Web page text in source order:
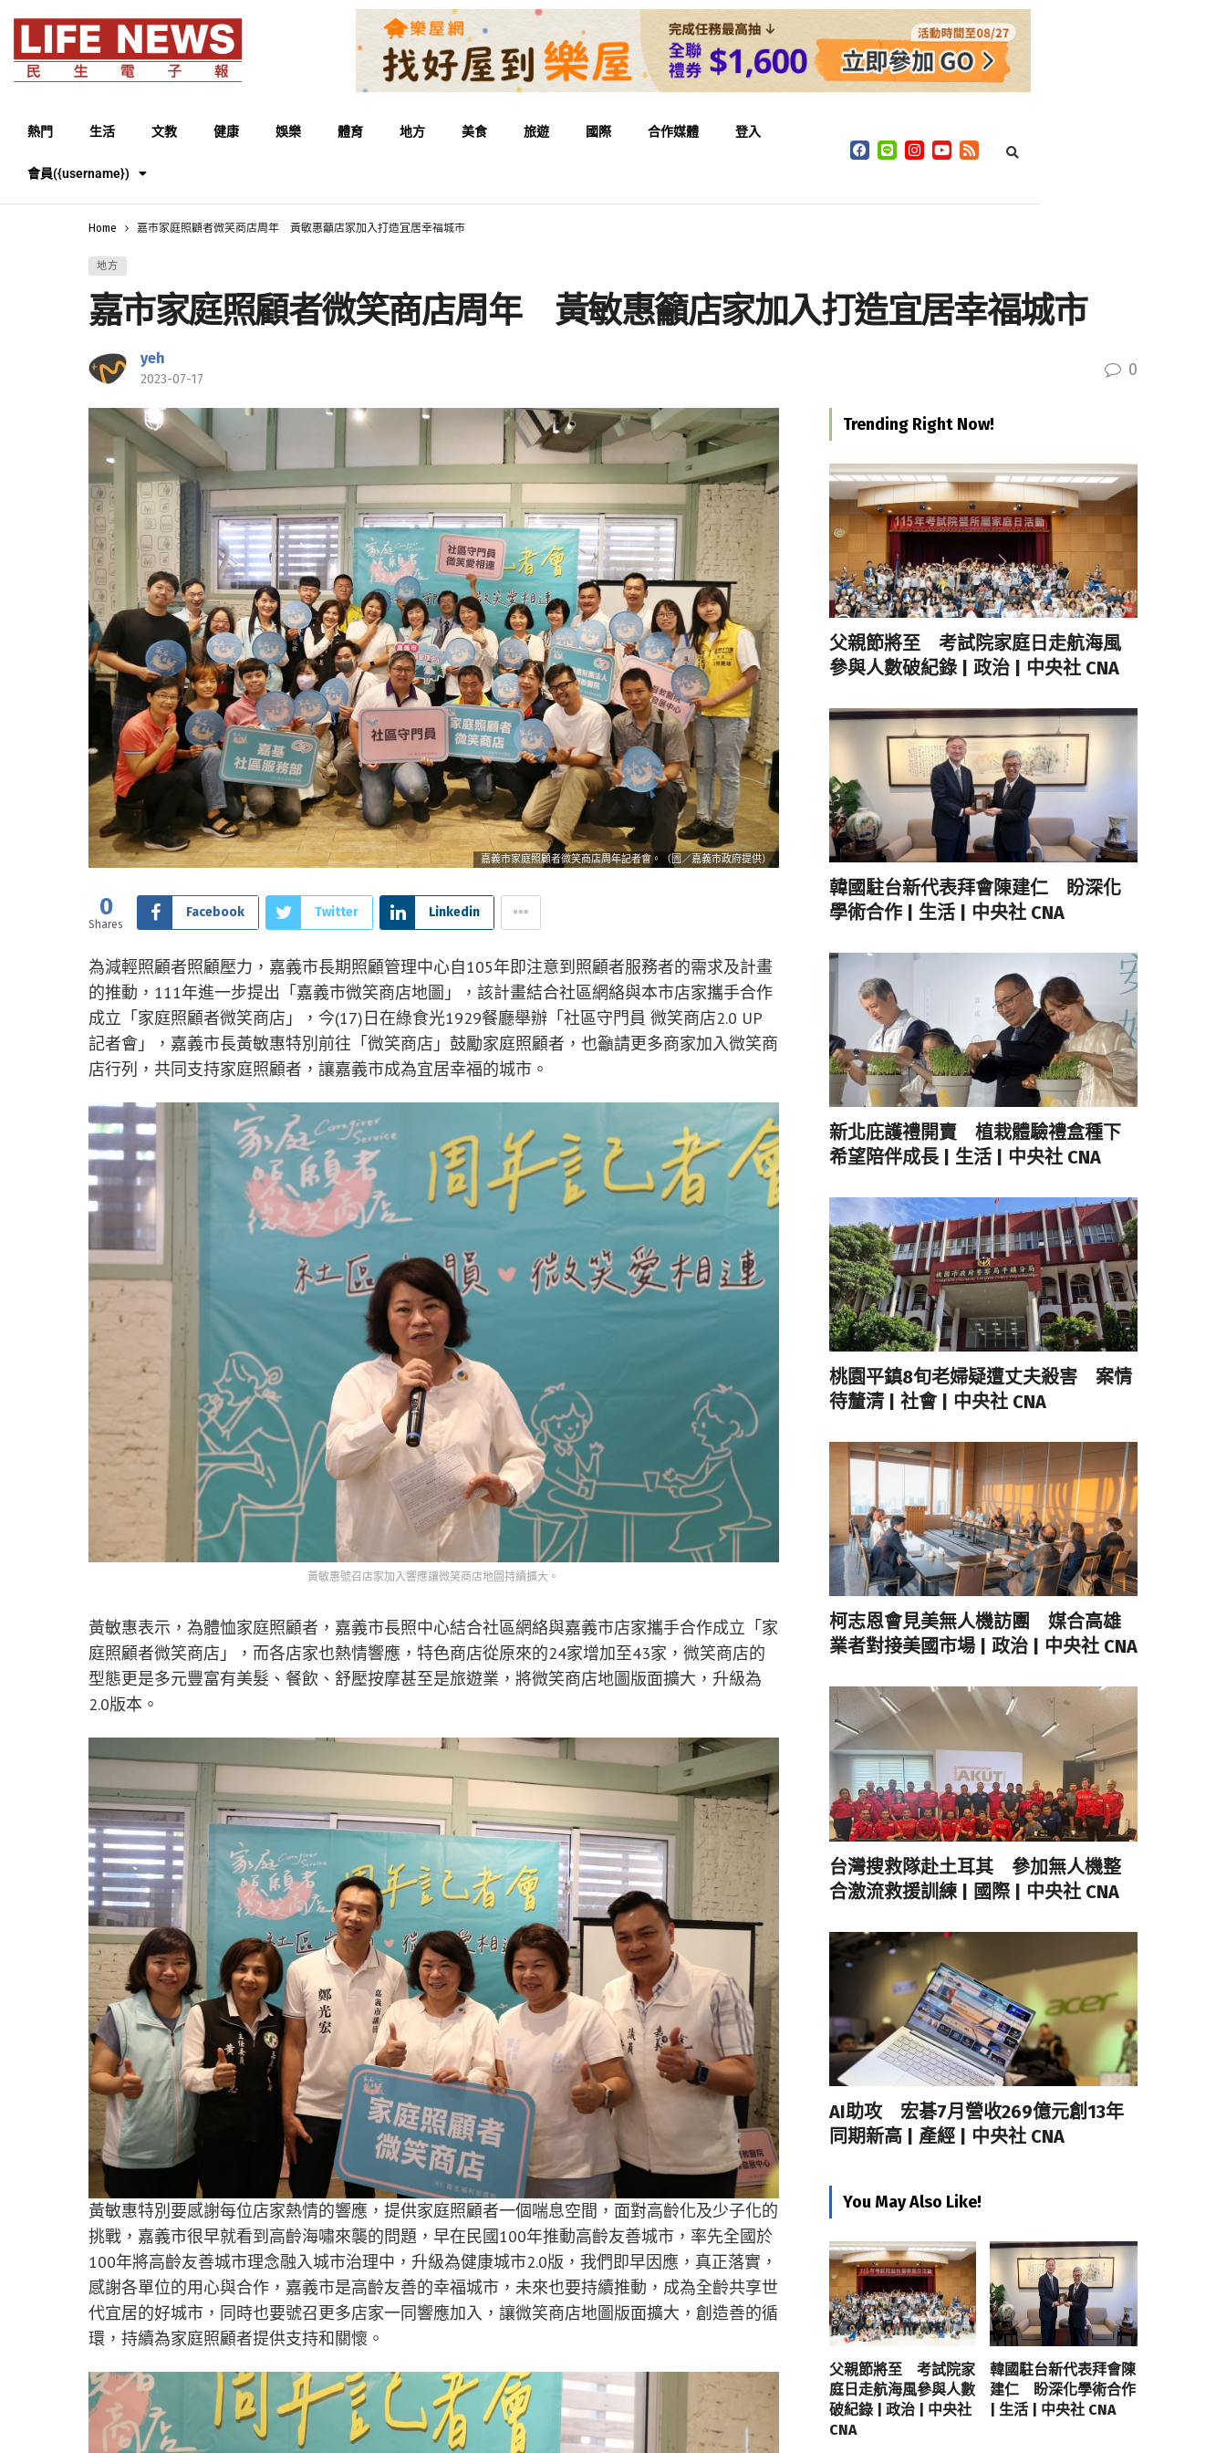
熱門 生活 文教 健康 娛樂 體育 地方 美食 旅遊 國際 合作媒體 登入
會員({username})
Home 嘉市家庭照顧者微笑商店周年 黃敏惠籲店家加入打造宜居幸福城市
地方
嘉市家庭照顧者微笑商店周年 黃敏惠籲店家加入打造宜居幸福城市
yeh
2023-07-17 0
嘉義市家庭照顧者微笑商店周年記者會。（圖／嘉義市政府提供）
0
Shares
Facebook Twitter Linkedin
為減輕照顧者照顧壓力，嘉義市長期照顧管理中心自105年即注意到照顧者服務者的需求及計畫
的推動，111年進一步提出「嘉義市微笑商店地圖」，該計畫結合社區網絡與本市店家攜手合作
成立「家庭照顧者微笑商店」，今(17)日在綠食光1929餐廳舉辦「社區守門員 微笑商店2.0 UP
記者會」，嘉義市長黃敏惠特別前往「微笑商店」鼓勵家庭照顧者，也籲請更多商家加入微笑商
店行列，共同支持家庭照顧者，讓嘉義市成為宜居幸福的城市。
黃敏惠號召店家加入響應讓微笑商店地圖持續擴大。
黃敏惠表示，為體恤家庭照顧者，嘉義市長照中心結合社區網絡與嘉義市店家攜手合作成立「家
庭照顧者微笑商店」，而各店家也熱情響應，特色商店從原來的24家增加至43家，微笑商店的
型態更是多元豐富有美髮、餐飲、舒壓按摩甚至是旅遊業，將微笑商店地圖版面擴大，升級為
2.0版本。
黃敏惠特別要感謝每位店家熱情的響應，提供家庭照顧者一個喘息空間，面對高齡化及少子化的
挑戰，嘉義市很早就看到高齡海嘯來襲的問題，早在民國100年推動高齡友善城市，率先全國於
100年將高齡友善城市理念融入城市治理中，升級為健康城市2.0版，我們即早因應，真正落實，
感謝各單位的用心與合作，嘉義市是高齡友善的幸福城市，未來也要持續推動，成為全齡共享世
代宜居的好城市，同時也要號召更多店家一同響應加入，讓微笑商店地圖版面擴大，創造善的循
環，持續為家庭照顧者提供支持和關懷。
Trending Right Now!
父親節將至 考試院家庭日走航海風
參與人數破紀錄 | 政治 | 中央社 CNA
韓國駐台新代表拜會陳建仁 盼深化
學術合作 | 生活 | 中央社 CNA
新北庇護禮開賣 植栽體驗禮盒種下
希望陪伴成長 | 生活 | 中央社 CNA
桃園平鎮8旬老婦疑遭丈夫殺害 案情
待釐清 | 社會 | 中央社 CNA
柯志恩會見美無人機訪團 媒合高雄
業者對接美國市場 | 政治 | 中央社 CNA
台灣搜救隊赴土耳其 參加無人機整
合激流救援訓練 | 國際 | 中央社 CNA
AI助攻 宏碁7月營收269億元創13年
同期新高 | 產經 | 中央社 CNA
You May Also Like!
父親節將至 考試院家
庭日走航海風參與人數
破紀錄 | 政治 | 中央社
CNA
韓國駐台新代表拜會陳
建仁 盼深化學術合作
| 生活 | 中央社 CNA